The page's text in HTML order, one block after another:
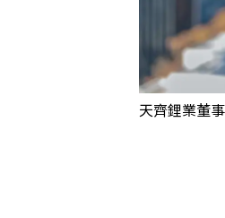
天齊鋰業董